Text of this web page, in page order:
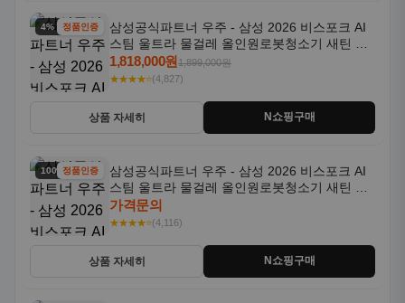
4% 할인정품인증
삼성공식파트너 우주 - 삼성 2026 비스포크 AI
스팀 울트라 물걸레 올인원로봇청소기 새틴 그
레이지 AAG
1,818,000원1,899,000원
★★★★⭐(4,827)
상품 자세히 N쇼핑구매
100% 할인
정품인증
삼성공식파트너 우주 - 삼성 2026 비스포크 AI
스팀 울트라 물걸레 올인원로봇청소기 새틴 차
콜 AAH
가격문의
★★★★⭐(4,116)
상품 자세히 N쇼핑구매